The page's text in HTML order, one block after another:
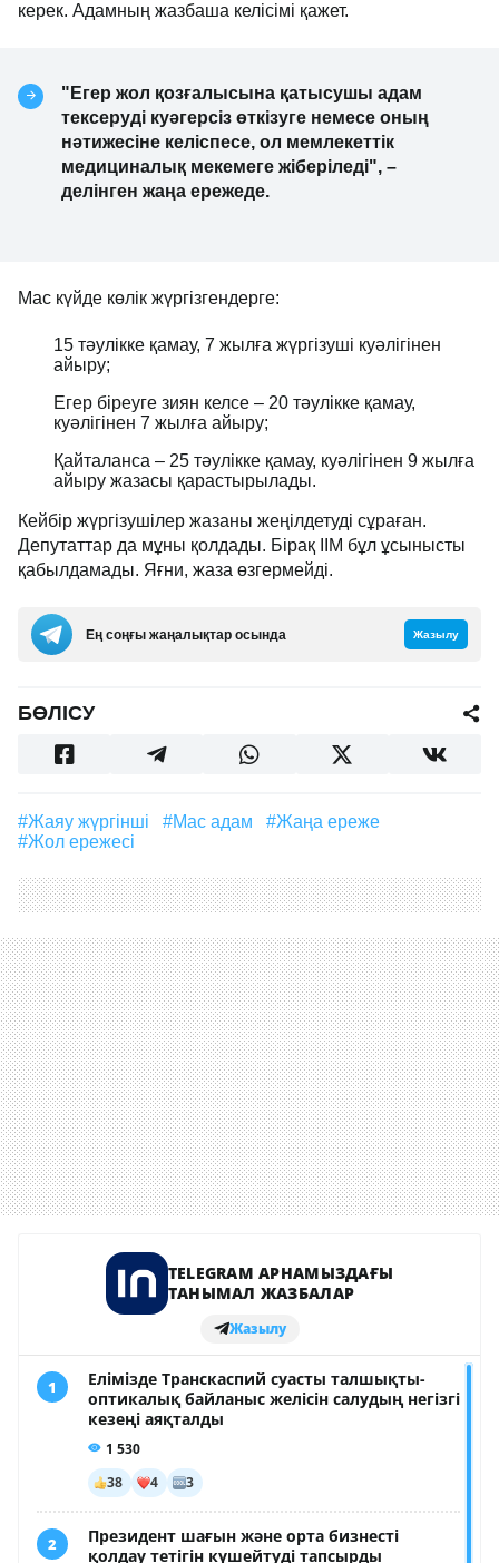
керек. Адамның жазбаша келісімі қажет.
"Егер жол қозғалысына қатысушы адам
тексеруді куәгерсіз өткізуге немесе оның
нәтижесіне келіспесе, ол мемлекеттік
медициналық мекемеге жіберіледі", –
делінген жаңа ережеде.
Мас күйде көлік жүргізгендерге:
15 тәулікке қамау, 7 жылға жүргізуші куәлігінен
айыру;
Егер біреуге зиян келсе – 20 тәулікке қамау,
куәлігінен 7 жылға айыру;
Қайталанса – 25 тәулікке қамау, куәлігінен 9 жылға
айыру жазасы қарастырылады.
Кейбір жүргізушілер жазаны жеңілдетуді сұраған.
Депутаттар да мұны қолдады. Бірақ ІІМ бұл ұсынысты
қабылдамады. Яғни, жаза өзгермейді.
Ең соңғы жаңалықтар осында Жазылу
БӨЛІСУ
#жаяу жүргінші #мас адам
#жаңа ереже
#Жол ережесі